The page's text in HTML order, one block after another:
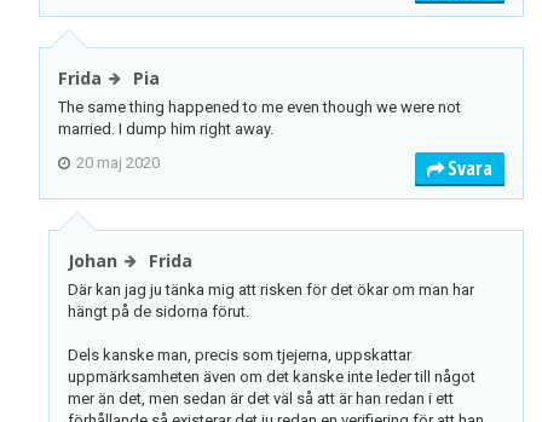
Frida Pia
The same thing happened to me even though we were not
married. I dump him right away.
20 maj 2020
Svara
Johan Frida
Där kan jag ju tänka mig att risken för det ökar om man har
hängt på de sidorna förut.
Dels kanske man, precis som tjejerna, uppskattar
uppmärksamheten även om det kanske inte leder till något
mer än det, men sedan är det väl så att är han redan i ett